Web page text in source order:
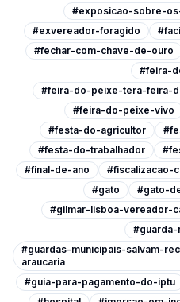
#exposicao-sobre-
#exvereador-foragido
#fechar-com-chave-de-ouro
#feira-
#feira-do-peixe-tera-feira-
#feira-do-peixe-vivo
#festa-do-agricultor
#festa-do-trabalhador
#final-de-ano
#fiscalizacao-
#gato
#gato-
#gilmar-lisboa-vereador-
#guarda-
#guardas-municipais-salvam-
araucaria
#guia-para-pagamento-do-iptu